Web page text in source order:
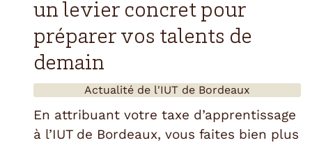
un levier concret pour
préparer vos talents de
demain
Actualité de l'IUT de Bordeaux
En attribuant votre taxe d’apprentissage
à l’IUT de Bordeaux, vous faites bien plus